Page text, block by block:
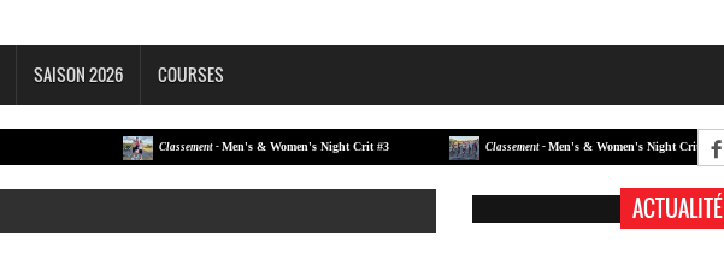
SAISON 2026 COURSES
Classement -Men's & Women's Night Crit #3 Classement -Men's & Women's Night Crit #2
ACTUALITÉ